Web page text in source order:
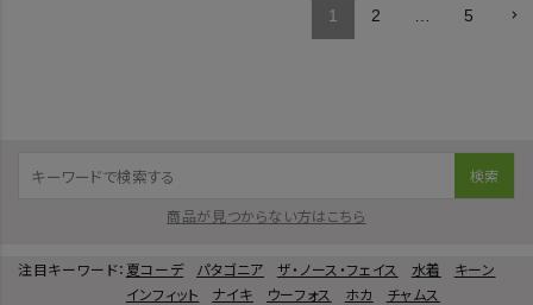
1 2 5
検索
商品が見つからない方はこちら
注目キーワード： 夏コーデ パタゴニア ザ・ノース・フェイス 水着
キーン
インフィット
ナイキ ウーフォス ホカ
チャムス